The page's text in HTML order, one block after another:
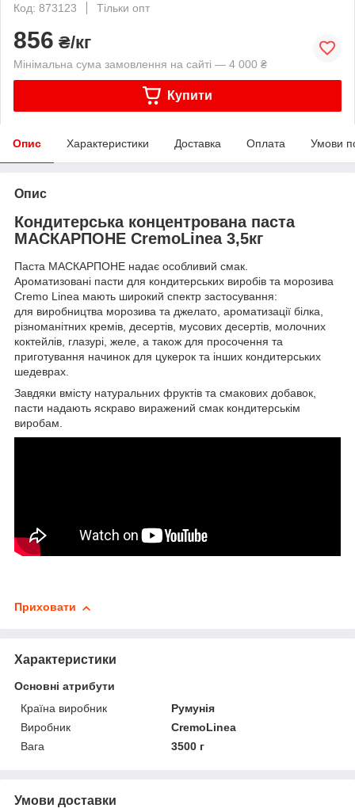
Код: 873123
Тільки опт
856 ₴/кг
Мінімальна сума замовлення на сайті — 4 000 ₴
Купити
Опис Характеристики Доставка Оплата Умови
Опис
Кондитерська концентрована паста
МАСКАРПОНЕ CremoLinea 3,5кг
Паста МАСКАРПОНЕ надає особливий смак.
Ароматизовані пасти для кондитерських виробів та морозива
Cremo Linea мають широкий спектр застосування:
для виробництва морозива та джелато, ароматизації білка,
різноманітних кремів, десертів, мусових десертів, молочних
коктейлів, глазурі, желе, а також для просочення та
приготування начинок для цукерок та інших кондитерських
шедеврах.
Завдяки вмісту натуральних фруктів та смакових добавок,
пасти надають яскраво виражений смак кондитерськім
виробам.
Приховати
Характеристики
Основні атрибути
Країна виробник
Румунія
Виробник
CremoLinea
Вага
3500 г
Умови доставки